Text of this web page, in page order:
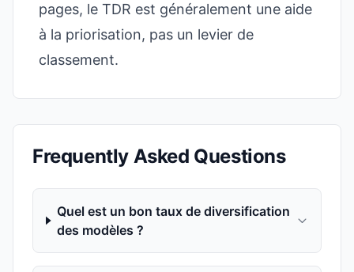
pages, le TDR est généralement une aide
à la priorisation, pas un levier de
classement.
Frequently Asked Questions
Quel est un bon taux de diversification
des modèles ?